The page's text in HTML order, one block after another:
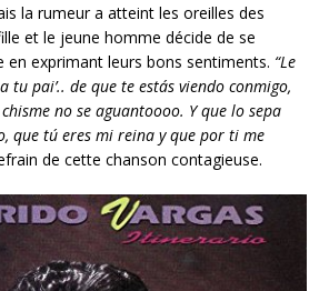
la rumeur a atteint les oreilles des
et le jeune homme décide de se
en exprimant leurs bons sentiments. “Le
tu pai’.. de que te estás viendo conmigo,
no se aguantoooo. Y que lo sepa
que tú eres mi reina y que por ti me
de cette chanson contagieuse.